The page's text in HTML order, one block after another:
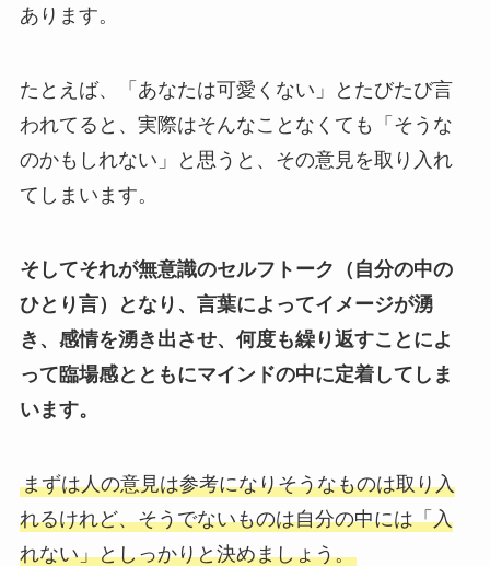
あります。
たとえば、「あなたは可愛くない」とたびたび言
われてると、実際はそんなことなくても「そうな
のかもしれない」と思うと、その意見を取り入れ
てしまいます。
そしてそれが無意識のセルフトーク（自分の中の
ひとり言）となり、言葉によってイメージが湧
き、感情を湧き出させ、何度も繰り返すことによ
って臨場感とともにマインドの中に定着してしま
います。
まずは人の意見は参考になりそうなものは取り入
れるけれど、そうでないものは自分の中には「入
れない」としっかりと決めましょう。